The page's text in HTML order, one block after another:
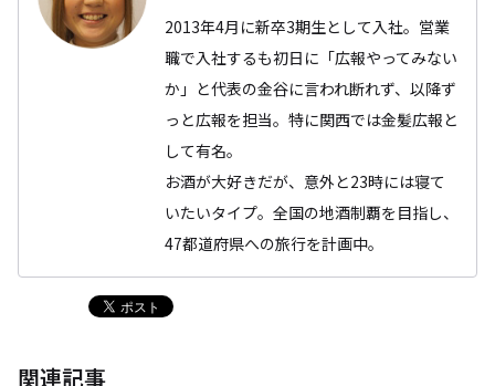
2013年4月に新卒3期生として入社。営業
職で入社するも初日に「広報やってみない
か」と代表の金谷に言われ断れず、以降ず
っと広報を担当。特に関西では金髪広報と
して有名。
お酒が大好きだが、意外と23時には寝て
いたいタイプ。全国の地酒制覇を目指し、
47都道府県への旅行を計画中。
関連記事